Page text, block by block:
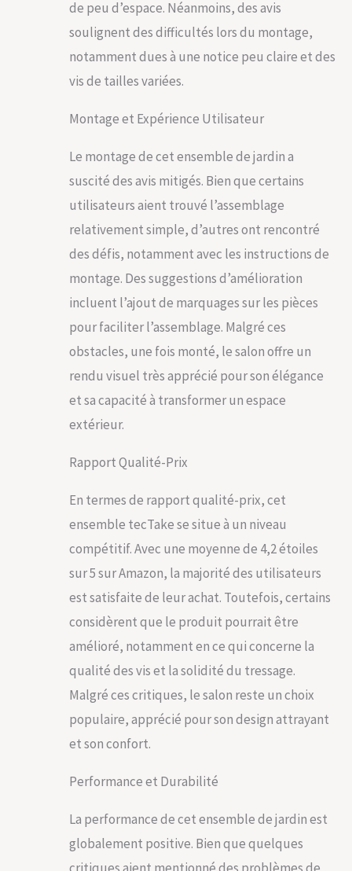
sur votre table de
jardin extérieur.
ET ÉLÉGANT: Notre
de design. Imaginez
avec un plateau
amovible en verre de
sécurité, intégrant un
ouvre-bouteille pour
vos soirées festives.
chaise de jardin crée
une ambiance
pratique, idéale pour
des repas en plein
intelligent, gagnez
de l'espace et
d'élégance à votre
temps est précieux.
C'est pourquoi notre
est conçu pour un
nettoyage sans
lavables permettent
un entretien facile,
garantissant que
votre salon reste
impeccable. Et quand
il s'agit de le ranger,
notre salon de jardin
encastrable se
de l'espace dans
balcon. MONTAGE
SIMPLE, PLAISIR
IMMÉDIAT: Prêt à
de peu d’espace. Néanmoins, des avis
soulignent des difficultés lors du montage,
notamment dues à une notice peu claire et des
vis de tailles variées.
Montage et Expérience Utilisateur
Le montage de cet ensemble de jardin a
suscité des avis mitigés. Bien que certains
utilisateurs aient trouvé l’assemblage
relativement simple, d’autres ont rencontré
des défis, notamment avec les instructions de
montage. Des suggestions d’amélioration
incluent l’ajout de marquages sur les pièces
pour faciliter l’assemblage. Malgré ces
obstacles, une fois monté, le salon offre un
rendu visuel très apprécié pour son élégance
et sa capacité à transformer un espace
extérieur.
Rapport Qualité-Prix
En termes de rapport qualité-prix, cet
ensemble tecTake se situe à un niveau
compétitif. Avec une moyenne de 4,2 étoiles
sur 5 sur Amazon, la majorité des utilisateurs
est satisfaite de leur achat. Toutefois, certains
considèrent que le produit pourrait être
amélioré, notamment en ce qui concerne la
qualité des vis et la solidité du tressage.
Malgré ces critiques, le salon reste un choix
populaire, apprécié pour son design attrayant
et son confort.
Performance et Durabilité
La performance de cet ensemble de jardin est
globalement positive. Bien que quelques